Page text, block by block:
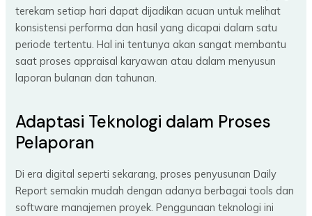
terekam setiap hari dapat dijadikan acuan untuk melihat
konsistensi performa dan hasil yang dicapai dalam satu
periode tertentu. Hal ini tentunya akan sangat membantu
saat proses appraisal karyawan atau dalam menyusun
laporan bulanan dan tahunan.
Adaptasi Teknologi dalam Proses
Pelaporan
Di era digital seperti sekarang, proses penyusunan Daily
Report semakin mudah dengan adanya berbagai tools dan
software manajemen proyek. Penggunaan teknologi ini